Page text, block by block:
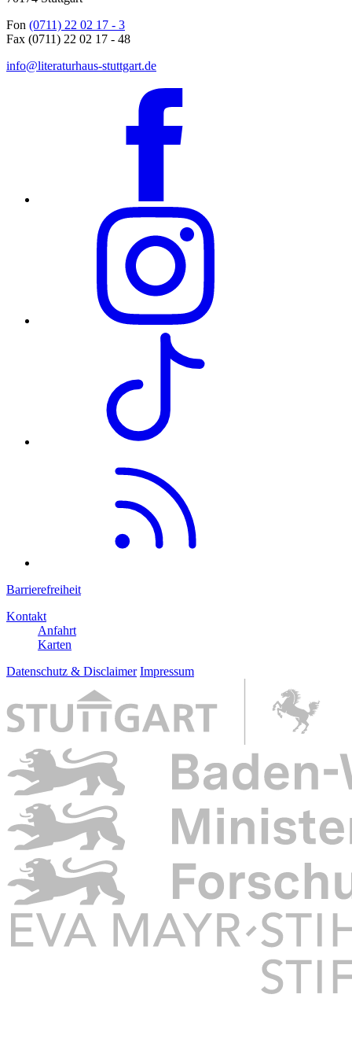
Fon (0711) 22 02 17 - 3
Fax (0711) 22 02 17 - 48
info@literaturhaus-stuttgart.de
Barrierefreiheit
Kontakt
Anfahrt
Karten
Datenschutz & Disclaimer Impressum